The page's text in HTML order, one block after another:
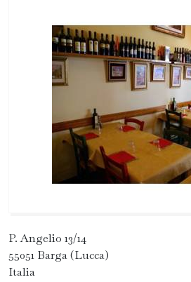
P. Angelio 13/14
55051 Barga (Lucca)
Italia